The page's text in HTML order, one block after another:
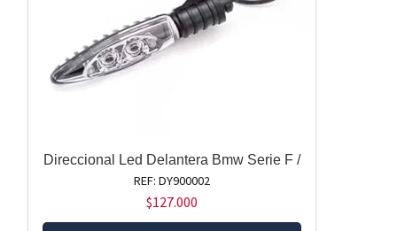
Direccional Led Delantera Bmw Serie F /
REF: DY900002
$127.000